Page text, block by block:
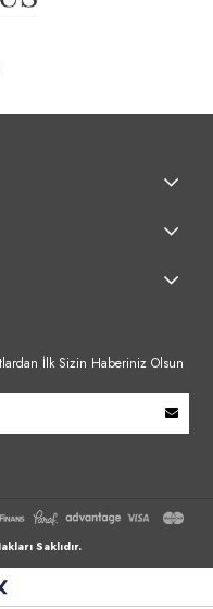
İlk Sizin Haberiniz Olsun
Saklıdır.